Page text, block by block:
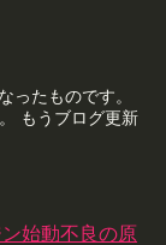
ったものです。
もうブログ更新
始動不良の原